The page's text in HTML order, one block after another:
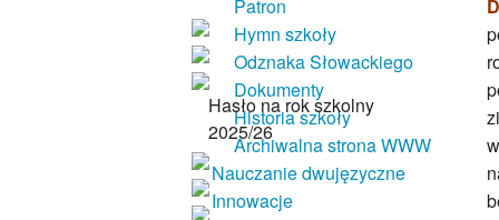
Patron
Hymn szkoły
Odznaka Słowackiego
Dokumenty
Historia szkoły
Archiwalna strona WWW
Nauczanie dwujęzyczne
Innowacje
Hasło na rok szkolny
2025/26